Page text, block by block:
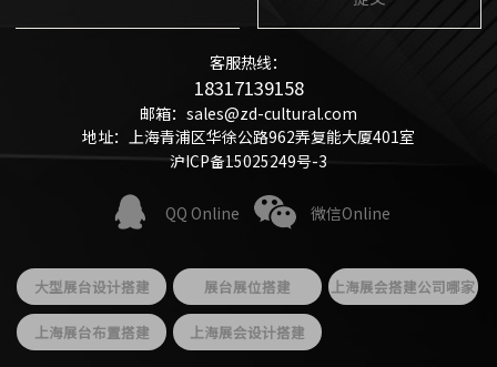
客服热线：
18317139158
邮箱：sales@zd-cultural.com
地址：上海青浦区华徐公路962弄复能大厦401室
沪ICP备15025249号-3
QQ Online 微信Online
大型展台设计搭建 展台展位搭建
上海展会搭建公司哪家
上海展台布置搭建 上海展会设计搭建